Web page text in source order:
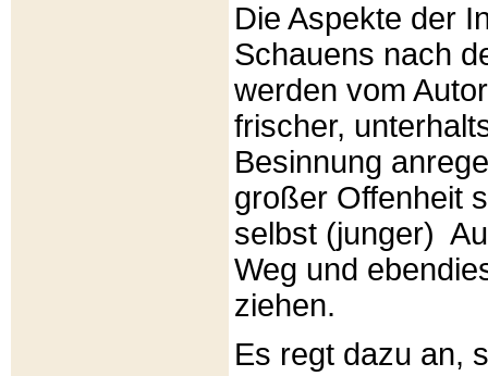
Die Aspekte der
Schauens nach
werden vom
frischer,
Besinnung
großer Offenheit
selbst (junger)
Weg und
ziehen.
Es regt dazu an,